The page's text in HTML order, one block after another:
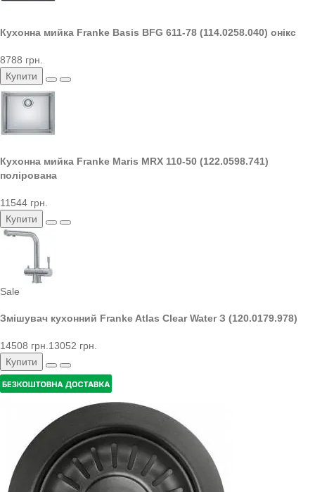
Кухонна мийка Franke Basis BFG 611-78 (114.0258.040) онікс
8788 грн.
Купити
Кухонна мийка Franke Maris MRX 110-50 (122.0598.741)
полірована
11544 грн.
Купити
Sale
Змішувач кухонний Franke Atlas Clear Water З (120.0179.978)
14508 грн. 13052 грн.
Купити